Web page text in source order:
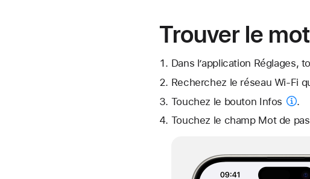
Trouver le
Dans l’application Réglages,
Recherchez le réseau Wi-Fi
Touchez le bouton Infos
.
Touchez le champ Mot de